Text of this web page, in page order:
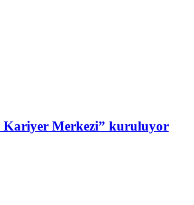
Kariyer Merkezi” kuruluyor